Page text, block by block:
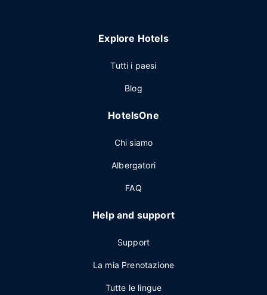
Explore Hotels
Tutti i paesi
Blog
HotelsOne
Chi siamo
Albergatori
FAQ
Help and support
Support
La mia Prenotazione
Tutte le lingue